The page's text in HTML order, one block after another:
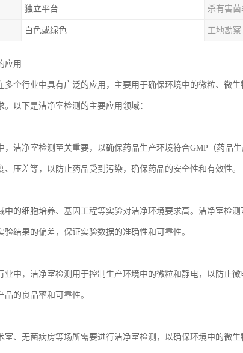
独立平台 杀有害菌
白色或绿色 工地勘察
应用
多个行业中具有广泛的应用，主要用于确保环境中的微粒、微
。以下是洁净室检测的主要应用领域：
，洁净室检测至关重要，以确保药品生产环境符合GMP（药品
、压差等，以防止药品受到污染，确保药品的安全性和有效性。
中的细胞培养、基因工程等实验对洁净环境要求高。洁净室检
验结果的偏差，保证实验数据的准确性和可靠性。
业中，洁净室检测用于控制生产环境中的微粒和静电，以防止
品的良品率和可靠性。
室、无菌病房等场所需要进行洁净室检测，以确保环境中的微